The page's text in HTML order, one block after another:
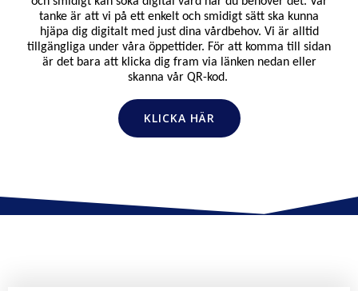
tanke är att vi på ett enkelt och smidigt sätt ska kunna
hjäpa dig digitalt med just dina vårdbehov. Vi är alltid
tillgängliga under våra öppettider. För att komma till sidan
är det bara att klicka dig fram via länken nedan eller
skanna vår QR-kod.
KLICKA HÄR